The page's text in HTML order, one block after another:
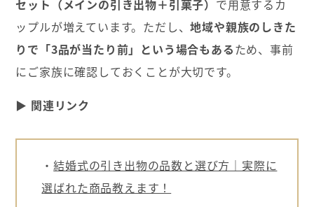
セット（メインの引き出物＋引菓子） で用意するカ
ップルが増えています。ただし、地域や親族のしきた
りで「3品が当たり前」という場合もあるため、事前
にご家族に確認しておくことが大切です。
▶ 関連リンク
・結婚式の引き出物の品数と選び方｜実際に
選ばれた商品教えます！